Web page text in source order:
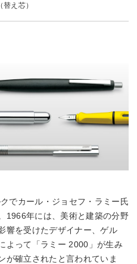
え芯）
でカール・ジョセフ・ラミー氏
1966年には、美術と建築の分野
響を受けたデザイナー、ゲル
よって「ラミー 2000」が生み
が確立されたと言われていま